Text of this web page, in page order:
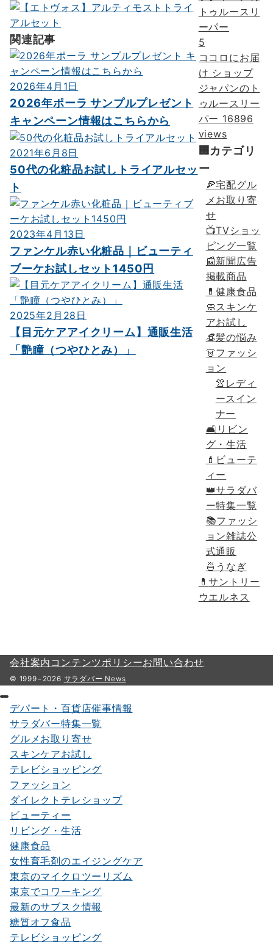
シ
ョ
ン
関連記事
2026年4月1日
2026年ポーラ サンプルプレゼント
キャンペーン情報はこちらから
2021年6月8日
50代の化粧品お試しトライアルセッ
ト
2023年4月13日
ファンケル赤い化粧品｜ビューティ
ブーケお試しセット1450円
2025年2月28日
【目元ケアアイクリーム】通販生活
「艶瞳（つやひとみ）」
5
ココロにお届
け ショップ
ジャパンのト
ゥルースリー
パー 16896
views
🏢カテゴリ
ー
🍕宅配グル
メお取り寄
せ
📺TVショッ
ピング一覧
📰新聞広告
掲載商品
💊健康食品
🧼スキンケ
アお試し
👒髪の悩み
👗ファッシ
ョン
👚レディ
ースイン
ナー
🛋リビン
グ・生活
💄ビューテ
ィー
👑サラダバ
ー特集一覧
📚ファッシ
ョン雑誌公
式通販
🍜うなぎ
💊サントリー
ウエルネス
会社案内 コンテンツポリシーお問い合わせ
© 1999−2026 サラダバー News
デパート・百貨店催事情報
サラダバー特集一覧
グルメお取り寄せ
スキンケアお試し
テレビショッピング
ファッション
ダイレクトテレショップ
ビューティー
リビング・生活
健康食品
女性育毛剤のエイジングケア
東京のマイクロツーリズム
東京でコワーキング
最新のサブスク情報
糖質オフ食品
テレビショッピング